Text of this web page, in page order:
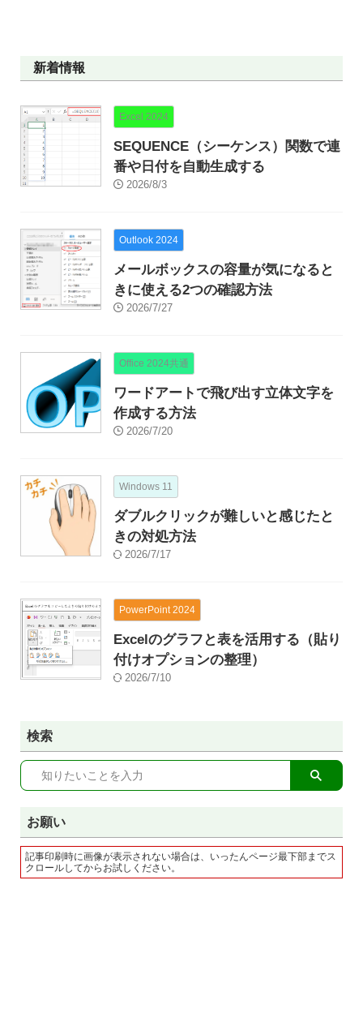
新着情報
Excel 2024
SEQUENCE（シーケンス）関数で連
番や日付を自動生成する
2026/8/3
Outlook 2024
メールボックスの容量が気になると
きに使える2つの確認方法
2026/7/27
Office 2024共通
ワードアートで飛び出す立体文字を
作成する方法
2026/7/20
Windows 11
ダブルクリックが難しいと感じたと
きの対処方法
2026/7/17
PowerPoint 2024
Excelのグラフと表を活用する（貼り
付けオプションの整理）
2026/7/10
検索
お願い
記事印刷時に画像が表示されない場合は、いったんページ最下部までス
クロールしてからお試しください。